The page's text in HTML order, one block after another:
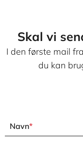
Skal vi
I den første mail
du kan
Navn*